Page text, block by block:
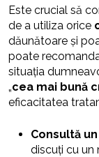
Este crucial să
de a utiliza orice
dăunătoare și
poate
situația
„cea mai bună
eficacitatea
Consultă
discuți cu un